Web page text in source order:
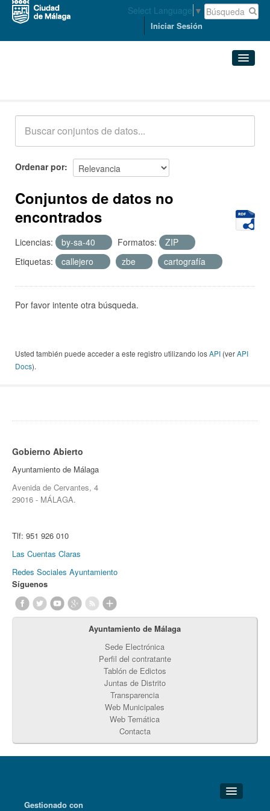
Select Language ▼
Iniciar Sesión
Acerca de
Ordenar por
Conjuntos de datos no
encontrados
Licencias: by-sa-40 Formatos:
ZIP
Etiquetas:
callejero zbe cartografía
Por favor intente otra búsqueda.
Usted también puede acceder a este registro utilizando losAPI (verAPI
Docs).
Gobierno Abierto
Ayuntamiento de Málaga
Avenida de Cervantes, 4
29016 - MÁLAGA.
Tlf: 951 926 010
Las Cuentas Claras
Redes Sociales Ayuntamiento
Síguenos
Ayuntamiento de Málaga
Sede Electrónica
Perfil del contratante
Tablón de Edictos
Juntas de Distrito
Transparencia
Web Municipales
Web Temática
Contacta
Gestionado con